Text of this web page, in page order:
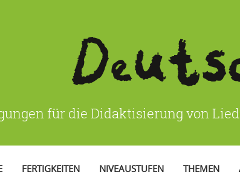
für die Didaktisierung von
FERTIGKEITEN NIVEAUSTUFEN THEMEN